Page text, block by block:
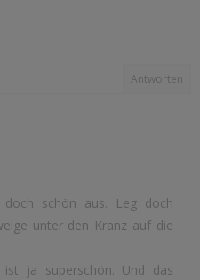
Antworten
doch schön aus. Leg doch
unter den Kranz auf die
ist ja superschön. Und das